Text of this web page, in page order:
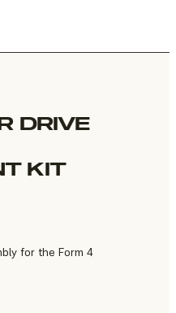
DRIVE
KIT
for the Form 4